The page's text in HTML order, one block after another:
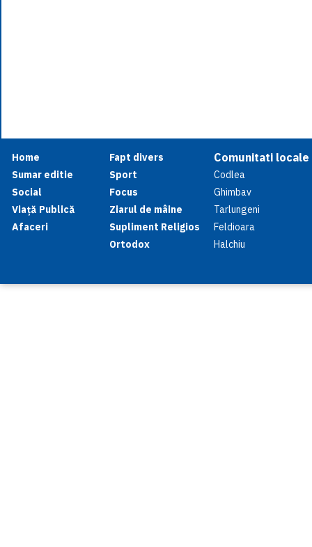
Home
Sumar editie
Social
Viață Publică
Afaceri
Fapt divers
Sport
Focus
Ziarul de mâine
Supliment Religios
Ortodox
Comunitati locale
Codlea
Ghimbav
Tarlungeni
Feldioara
Halchiu